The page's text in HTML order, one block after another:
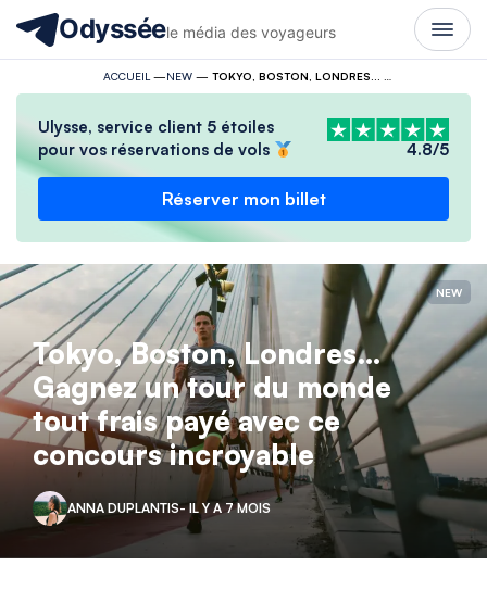
Odysséele média des voyageurs
ACCUEIL —NEW—
Ulysse, service client 5 étoiles
pour vos réservations de vols
4.8/5
Réserver mon billet
NEW
Tokyo, Boston, Londres…
Gagnez un tour du monde
tout frais payé avec ce
concours incroyable
ANNA DUPLANTIS- IL Y A 7 MOIS